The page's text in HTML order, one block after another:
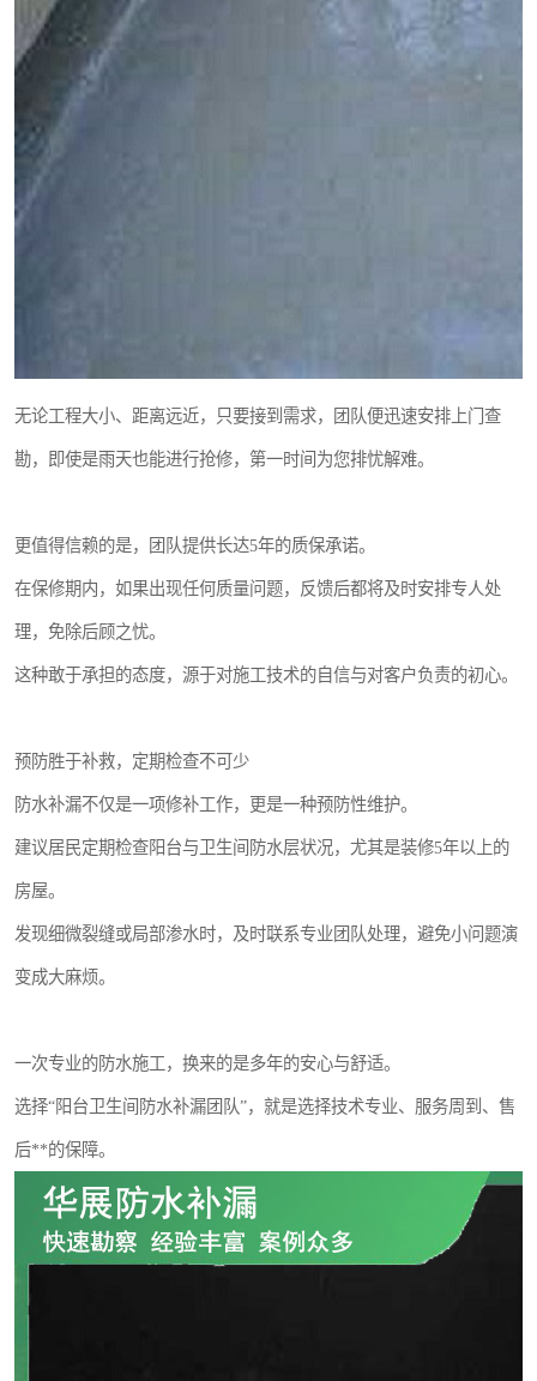
无论工程大小、距离远近，只要接到需求，团队便迅速安排上门查
勘，即使是雨天也能进行抢修，第一时间为您排忧解难。
更值得信赖的是，团队提供长达5年的质保承诺。
在保修期内，如果出现任何质量问题，反馈后都将及时安排专人处
理，免除后顾之忧。
这种敢于承担的态度，源于对施工技术的自信与对客户负责的初心。
预防胜于补救，定期检查不可少
防水补漏不仅是一项修补工作，更是一种预防性维护。
建议居民定期检查阳台与卫生间防水层状况，尤其是装修5年以上的
房屋。
发现细微裂缝或局部渗水时，及时联系专业团队处理，避免小问题演
变成大麻烦。
一次专业的防水施工，换来的是多年的安心与舒适。
选择“阳台卫生间防水补漏团队”，就是选择技术专业、服务周到、售
后**的保障。